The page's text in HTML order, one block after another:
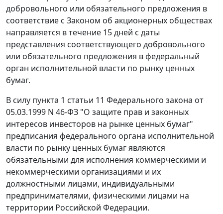
добровольного или обязательного предложения в
соответствие с Законом об акционерных обществах
направляется в течение 15 дней с даты
представления соответствующего добровольного
или обязательного предложения в федеральный
орган исполнительной власти по рынку ценных
бумаг.
В силу пункта 1 статьи 11 Федерального закона от
05.03.1999 N 46-ФЗ "О защите прав и законных
интересов инвесторов на рынке ценных бумаг"
предписания федерального органа исполнительной
власти по рынку ценных бумаг являются
обязательными для исполнения коммерческими и
некоммерческими организациями и их
должностными лицами, индивидуальными
предпринимателями, физическими лицами на
территории Российской Федерации.